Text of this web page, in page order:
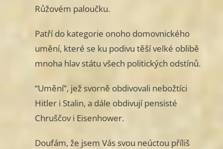
Růžovém paloučku.
Patří do kategorie onoho domovnického
umění, které se ku podivu těší velké oblibě
mnoha hlav státu všech politických odstínů.
“Umění”, jež svorně obdivovali nebožtíci
Hitler i Stalin, a dále obdivují pensisté
Chruščov i Eisenhower.
Doufám, že jsem Vás svou neúctou příliš